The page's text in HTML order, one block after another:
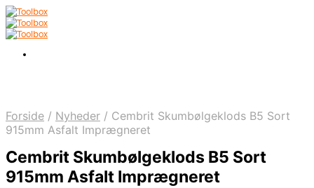
Forside / Nyheder / Cembrit Skumbølgeklods B5 Sort
915mm Asfalt Imprægneret
Cembrit Skumbølgeklods B5 Sort
915mm Asfalt Imprægneret